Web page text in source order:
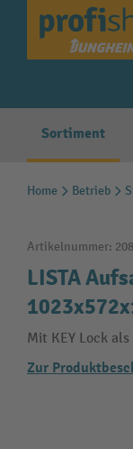
Zur
Sortiment
Home Betrieb
Artikelnummer:
LISTA
Mit KEY Lock
Zur